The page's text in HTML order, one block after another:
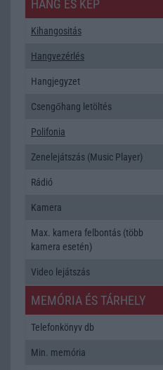
HANG ÉS KÉP
Kihangositás
Hangvezérlés
Hangjegyzet
Csengőhang letöltés
Polifonia
Zenelejátszás (Music Player)
Rádió
Kamera
Max. kamera felbontás (több
kamera esetén)
Video lejátszás
MEMÓRIA ÉS TÁRHELY
Telefonkönyv db
Min. memória